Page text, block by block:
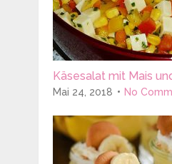
Käsesalat mit Mais
Mai 24, 2018 No